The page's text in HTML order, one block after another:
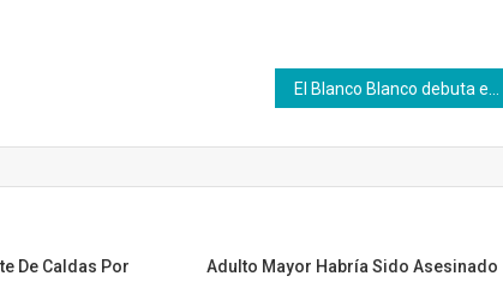
De Caldas Por
Adulto Mayor Habría Sido Asesinado